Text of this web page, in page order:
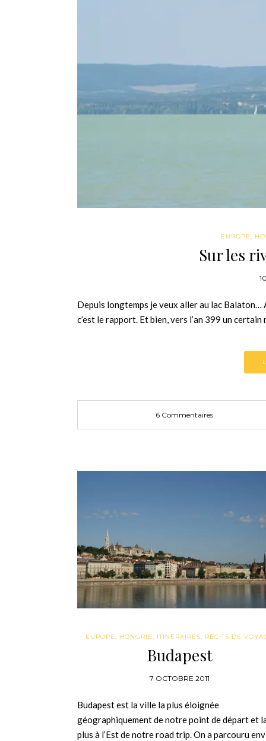
EUROPE,
Sur les
Depuis longtemps je veux aller au lac Balaton…
c’est le rapport. Et bien, vers l’an 399 un
6 Commentaires
EUROPE, HONGRIE, ITINÉRAIRES, RÉCITS DE
Budapest
7 OCTOBRE 2011
Budapest est la ville la plus éloignée
géographiquement de notre point de départ et
plus à l’Est de notre road trip. On a parcouru